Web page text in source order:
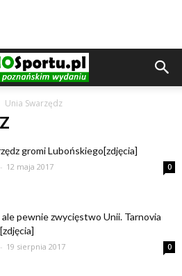
Unia Swarzędz
gromi Lubońskiego[zdjęcia]
- 12 maja 2017 0
ale pewnie zwycięstwo Unii. Tarnovia
- 19 sierpnia 2017 0